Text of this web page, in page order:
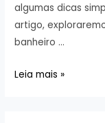
algumas dicas
artigo,
banheiro …
Decoração
Leia mais »